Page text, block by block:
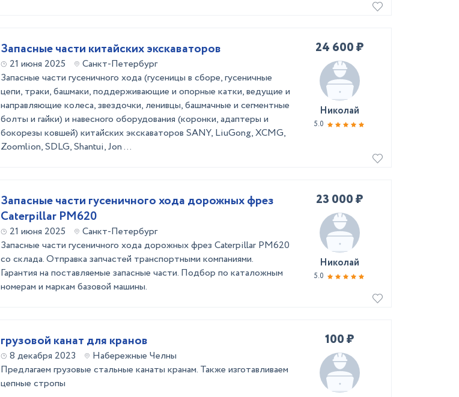
Запасные части китайских экскаваторов
21 июня 2025
Санкт-Петербург
Запасные части гусеничного хода (гусеницы в сборе, гусеничные
цепи, траки, башмаки, поддерживающие и опорные катки, ведущие и
направляющие колеса, звездочки, ленивцы, башмачные и сегментные
болты и гайки) и навесного оборудования (коронки, адаптеры и
бокорезы ковшей) китайских экскаваторов SANY, LiuGong, XCMG,
Zoomlion, SDLG, Shantui, Jon ...
24 600 ₽
Николай
5.0
Запасные части гусеничного хода дорожных фрез
Caterpillar PM620
21 июня 2025
Санкт-Петербург
Запасные части гусеничного хода дорожных фрез Caterpillar PM620
со склада. Отправка запчастей транспортными компаниями.
Гарантия на поставляемые запасные части. Подбор по каталожным
номерам и маркам базовой машины.
23 000 ₽
Николай
5.0
грузовой канат для кранов
8 декабря 2023
Набережные Челны
Предлагаем грузовые стальные канаты кранам. Также изготавливаем
цепные стропы
100 ₽